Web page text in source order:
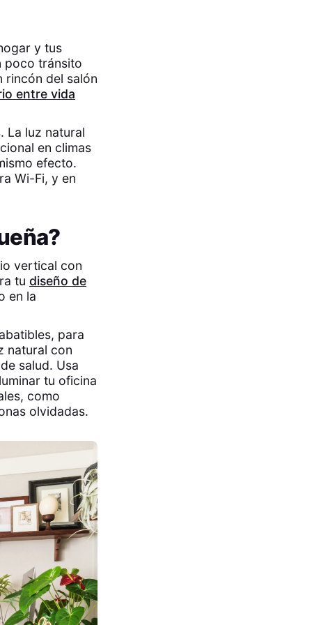
y tus
poco tránsito
rincón del salón
entre vida
La luz natural
en climas
efecto.
Wi-Fi, y en
vertical con
tu diseño de
en la
para
natural con
salud. Usa
tu oficina
como
olvidadas.